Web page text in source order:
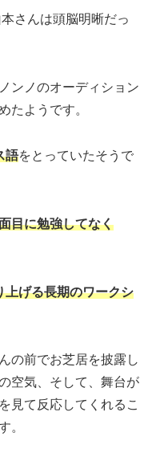
本さんは頭脳明晰だっ
ンノのオーディション
たようです。
語をとっていたそうで
目に勉強してなく
上げる長期のワークシ
の前でお芝居を披露し
空気、そして、舞台が
見て反応してくれるこ
。